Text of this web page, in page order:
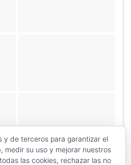
y de terceros para garantizar el
medir su uso y mejorar nuestros
las cookies, rechazar las no